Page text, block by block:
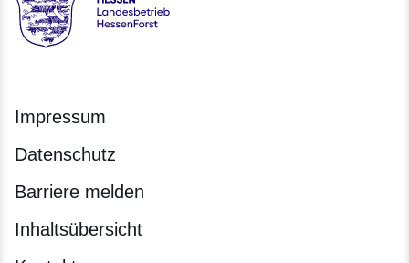
Hessen - Landesbetrieb HessenForst
Impressum
Datenschutz
Barriere melden
Inhaltsübersicht